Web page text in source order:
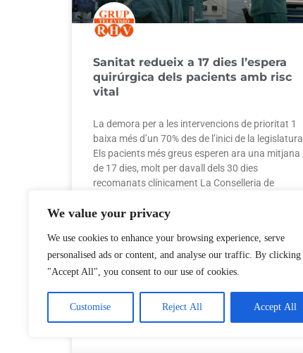
We value your privacy
We use cookies to enhance your browsing experience, serve
personalised ads or content, and analyse our traffic. By clicking
"Accept All", you consent to our use of cookies.
Customise Reject All Accept All
Sanitat redueix a 17 dies l’espera
quirúrgica dels pacients amb risc
vital
La demora per a les intervencions de prioritat 1
baixa més d’un 70% des de l’inici de la legislatura
Els pacients més greus esperen ara una mitjana
de 17 dies, molt per davall dels 30 dies
recomanats clínicament La Conselleria de
20 de juliol de 2026 No hi ha comentaris